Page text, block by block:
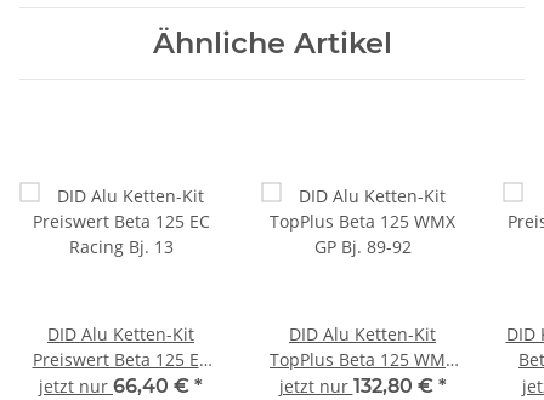
Ähnliche Artikel
DID Alu Ketten-Kit
Preiswert Beta 125 EC
Racing Bj. 13
jetzt nur 66,40 € *
DID Alu Ketten-Kit
TopPlus Beta 125 WMX
GP Bj. 89-92
jetzt nur 132,80 € *
DID